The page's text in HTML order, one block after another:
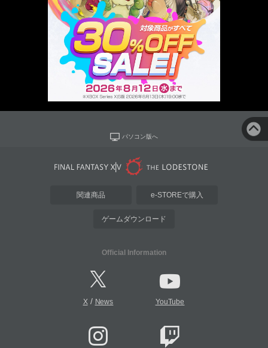
パソコン版へ
関連商品 e-STOREで購入
ゲームダウンロード
Official Information
X/ News YouTube